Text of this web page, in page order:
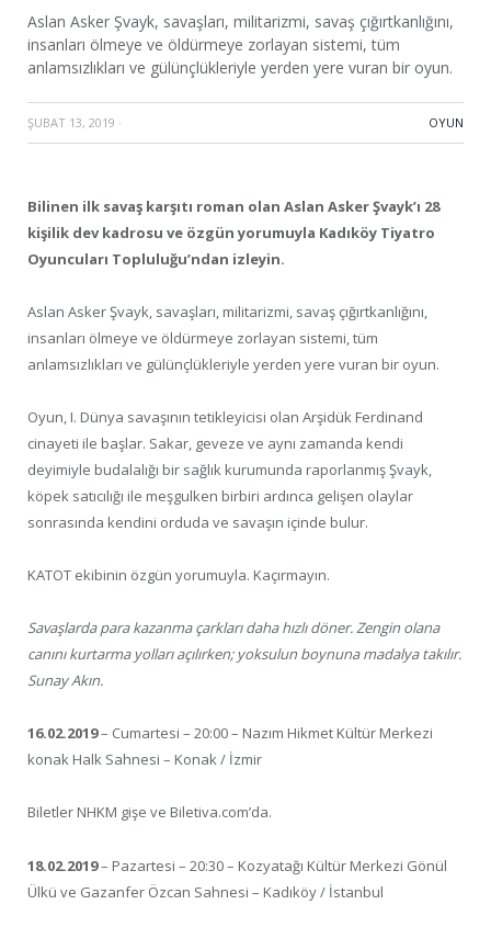
Aslan Asker Şvayk, savaşları, militarizmi, savaş çığırtkanlığını,
insanları ölmeye ve öldürmeye zorlayan sistemi, tüm
anlamsızlıkları ve gülünçlükleriyle yerden yere vuran bir oyun.
ŞUBAT 13, 2019 · OYUN
Bilinen ilk savaş karşıtı roman olan Aslan Asker Şvayk’ı 28
kişilik dev kadrosu ve özgün yorumuyla Kadıköy Tiyatro
Oyuncuları Topluluğu’ndan izleyin.
Aslan Asker Şvayk, savaşları, militarizmi, savaş çığırtkanlığını,
insanları ölmeye ve öldürmeye zorlayan sistemi, tüm
anlamsızlıkları ve gülünçlükleriyle yerden yere vuran bir oyun.
Oyun, I. Dünya savaşının tetikleyicisi olan Arşidük Ferdinand
cinayeti ile başlar. Sakar, geveze ve aynı zamanda kendi
deyimiyle budalalığı bir sağlık kurumunda raporlanmış Şvayk,
köpek satıcılığı ile meşgulken birbiri ardınca gelişen olaylar
sonrasında kendini orduda ve savaşın içinde bulur.
KATOT ekibinin özgün yorumuyla. Kaçırmayın.
Savaşlarda para kazanma çarkları daha hızlı döner. Zengin olana
canını kurtarma yolları açılırken; yoksulun boynuna madalya takılır.
Sunay Akın.
16.02.2019– Cumartesi – 20:00 – Nazım Hikmet Kültür Merkezi
konak Halk Sahnesi – Konak / İzmir
Biletler NHKM gişe ve Biletiva.com’da.
18.02.2019– Pazartesi – 20:30 – Kozyatağı Kültür Merkezi Gönül
Ülkü ve Gazanfer Özcan Sahnesi – Kadıköy / İstanbul